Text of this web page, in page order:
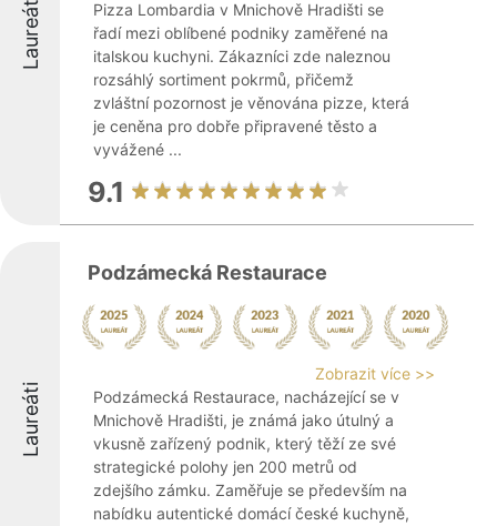
Laureáti
Pizza Lombardia v Mnichově Hradišti se
řadí mezi oblíbené podniky zaměřené na
italskou kuchyni. Zákazníci zde naleznou
rozsáhlý sortiment pokrmů, přičemž
zvláštní pozornost je věnována pizze, která
je ceněna pro dobře připravené těsto a
vyvážené ...
9.1
Laureáti
Podzámecká Restaurace
Zobrazit více >>
Podzámecká Restaurace, nacházející se v
Mnichově Hradišti, je známá jako útulný a
vkusně zařízený podnik, který těží ze své
strategické polohy jen 200 metrů od
zdejšího zámku. Zaměřuje se především na
nabídku autentické domácí české kuchyně,